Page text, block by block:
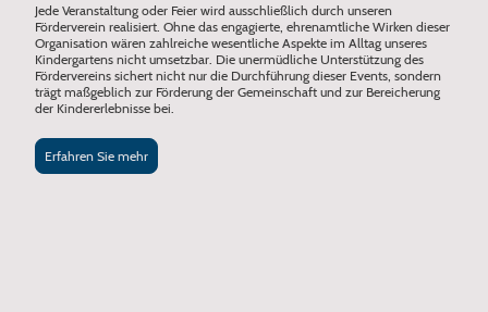
Jede Veranstaltung oder Feier wird ausschließlich durch unseren
Förderverein realisiert. Ohne das engagierte, ehrenamtliche Wirken dieser
Organisation wären zahlreiche wesentliche Aspekte im Alltag unseres
Kindergartens nicht umsetzbar. Die unermüdliche Unterstützung des
Fördervereins sichert nicht nur die Durchführung dieser Events, sondern
trägt maßgeblich zur Förderung der Gemeinschaft und zur Bereicherung
der Kindererlebnisse bei.
Erfahren Sie mehr